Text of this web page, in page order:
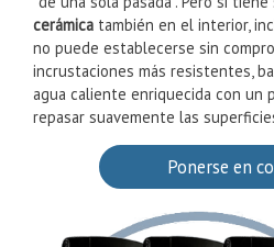
Entonces ya no es tan fácil
“de una sola pasada”. Pero si
cerámicatambién en el interior,
no puede establecerse sin
incrustaciones más resistentes,
agua caliente enriquecida con un
repasar suavemente las